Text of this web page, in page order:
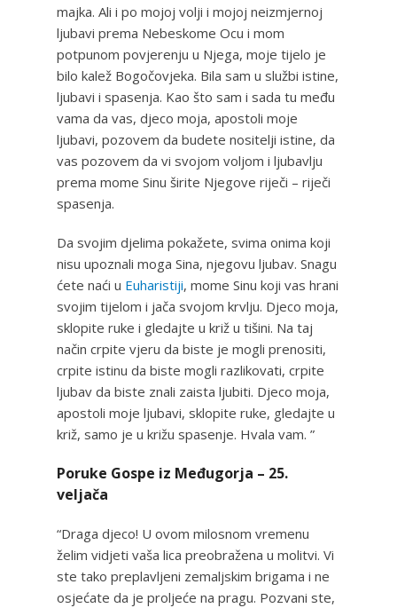
majka. Ali i po mojoj volji i mojoj neizmjernoj
ljubavi prema Nebeskome Ocu i mom
potpunom povjerenju u Njega, moje tijelo je
bilo kalež Bogočovjeka. Bila sam u službi istine,
ljubavi i spasenja. Kao što sam i sada tu među
vama da vas, djeco moja, apostoli moje
ljubavi, pozovem da budete nositelji istine, da
vas pozovem da vi svojom voljom i ljubavlju
prema mome Sinu širite Njegove riječi – riječi
spasenja.
Da svojim djelima pokažete, svima onima koji
nisu upoznali moga Sina, njegovu ljubav. Snagu
ćete naći u Euharistiji, mome Sinu koji vas hrani
svojim tijelom i jača svojom krvlju. Djeco moja,
sklopite ruke i gledajte u križ u tišini. Na taj
način crpite vjeru da biste je mogli prenositi,
crpite istinu da biste mogli razlikovati, crpite
ljubav da biste znali zaista ljubiti. Djeco moja,
apostoli moje ljubavi, sklopite ruke, gledajte u
križ, samo je u križu spasenje. Hvala vam. ”
Poruke Gospe iz Međugorja – 25.
veljača
“Draga djeco! U ovom milosnom vremenu
želim vidjeti vaša lica preobražena u molitvi. Vi
ste tako preplavljeni zemaljskim brigama i ne
osjećate da je proljeće na pragu. Pozvani ste,